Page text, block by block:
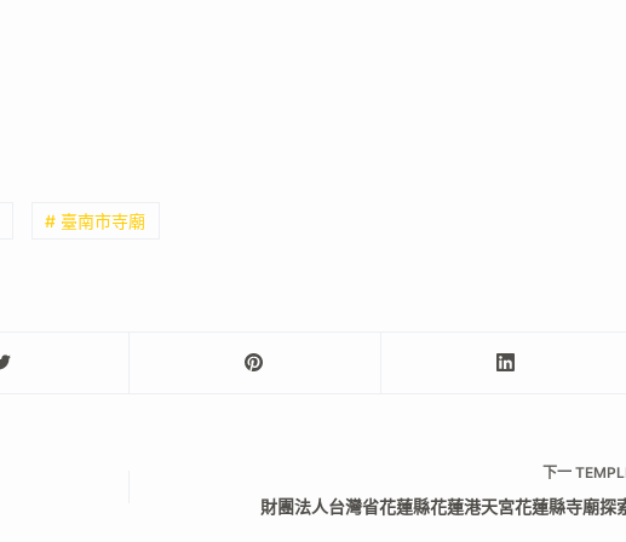
# 臺南市寺廟
下一
財團法人台灣省花蓮縣花蓮港天宮花蓮縣寺廟探